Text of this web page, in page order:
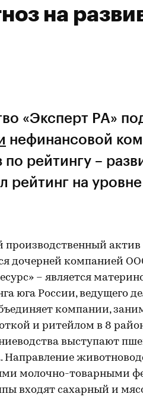
на
«Эксперт РА»
нефинансовой
по рейтингу –
рейтинг на
производственный
дочерней компанией
– является
юга России, ведущего
компании,
и ритейлом в 8
выступают
Направление
молочно-товарными
входят сахарный и